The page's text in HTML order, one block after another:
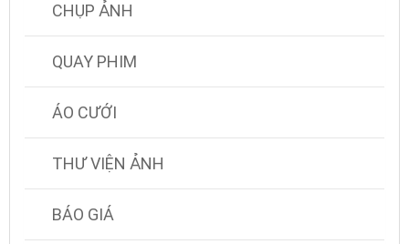
CHỤP ẢNH
QUAY PHIM
ÁO CƯỚI
THƯ VIỆN ẢNH
BÁO GIÁ